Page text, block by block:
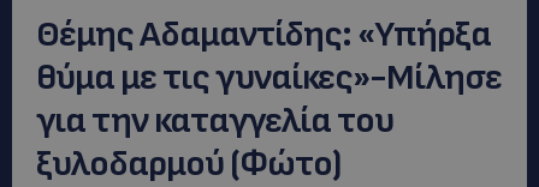
Θέμης Αδαμαντίδης: «Υπήρξα
θύμα με τις γυναίκες»-Μίλησε
για την καταγγελία του
ξυλοδαρμού (Φώτο)